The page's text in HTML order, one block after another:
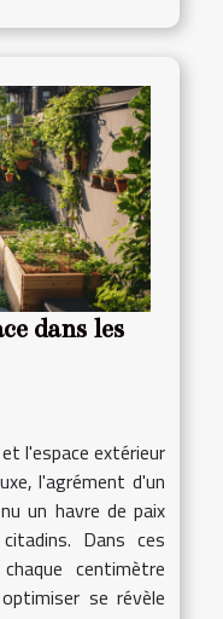
dans les
l'espace extérieur
l'agrément d'un
un havre de paix
Dans ces
centimètre
se révèle